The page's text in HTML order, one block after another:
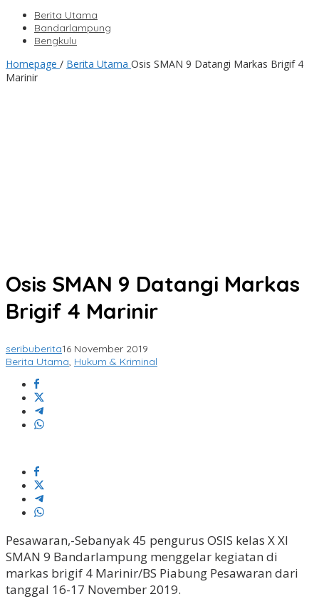
Berita Utama
Bandarlampung
Bengkulu
Homepage / Berita Utama Osis SMAN 9 Datangi Markas Brigif 4
Marinir
Osis SMAN 9 Datangi Markas
Brigif 4 Marinir
seribuberita16 November 2019
Berita Utama, Hukum & Kriminal
Pesawaran,-Sebanyak 45 pengurus OSIS kelas X XI
SMAN 9 Bandarlampung menggelar kegiatan di
markas brigif 4 Marinir/BS Piabung Pesawaran dari
tanggal 16-17 November 2019.